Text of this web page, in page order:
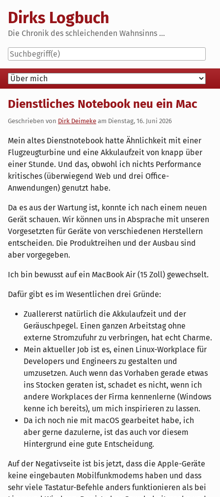
content
Dirks Logbuch
Die Chronik des schleichenden Wahnsinns ...
Navigation
Dienstliches Notebook neu ein Mac
Geschrieben von Dirk Deimeke am Dienstag, 16. Juni 2026
Mein altes Dienstnotebook hatte Ähnlichkeit mit einer
Flugzeugturbine und eine Akkulaufzeit von knapp über
einer Stunde. Und das, obwohl ich nichts Performance
kritisches (überwiegend Web und drei Office-
Anwendungen) genutzt habe.
Da es aus der Wartung ist, konnte ich nach einem neuen
Gerät schauen. Wir können uns in Absprache mit unseren
Vorgesetzten für Geräte von verschiedenen Herstellern
entscheiden. Die Produktreihen und der Ausbau sind
aber vorgegeben.
Ich bin bewusst auf ein MacBook Air (15 Zoll) gewechselt.
Dafür gibt es im Wesentlichen drei Gründe:
Zuallererst natürlich die Akkulaufzeit und der
Geräuschpegel. Einen ganzen Arbeitstag ohne
externe Stromzufuhr zu verbringen, hat echt Charme.
Mein aktueller Job ist es, einen Linux-Workplace für
Developers und Engineers zu gestalten und
umzusetzen. Auch wenn das Vorhaben gerade etwas
ins Stocken geraten ist, schadet es nicht, wenn ich
andere Workplaces der Firma kennenlerne (Windows
kenne ich bereits), um mich inspirieren zu lassen.
Da ich noch nie mit macOS gearbeitet habe, ich
aber gerne dazulerne, ist das auch vor diesem
Hintergrund eine gute Entscheidung.
Auf der Negativseite ist bis jetzt, dass die Apple-Geräte
keine eingebauten Mobilfunkmodems haben und dass
sehr viele Tastatur-Befehle anders funktionieren als bei